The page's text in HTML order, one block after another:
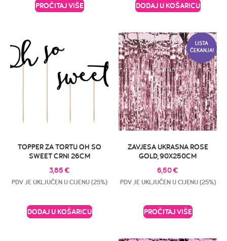
PROČITAJ VIŠE DODAJ U KOŠARICU
TOPPER ZA TORTU OH SO
SWEET CRNI 26CM
3,85 €
PDV JE UKLJUČEN U CIJENU (25%)
DODAJ U KOŠARICU
LISTA
ČEKANJA!
ZAVJESA UKRASNA ROSE
GOLD, 90X250CM
6,50€
PDV JE UKLJUČEN U CIJENU (25%)
PROČITAJ VIŠE